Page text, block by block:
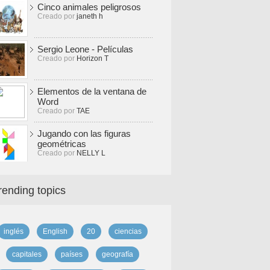
Cinco animales peligrosos
Creado por janeth h
Sergio Leone - Películas
Creado por Horizon T
Elementos de la ventana de
Word
Creado por TAE
Jugando con las figuras
geométricas
Creado por NELLY L
topics
inglés English 20 ciencias
capitales países geografía